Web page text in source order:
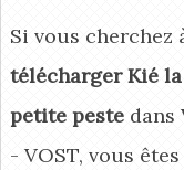
Si vous cherchez
télécharger Kié la
petite pestedans
- VOST, vous